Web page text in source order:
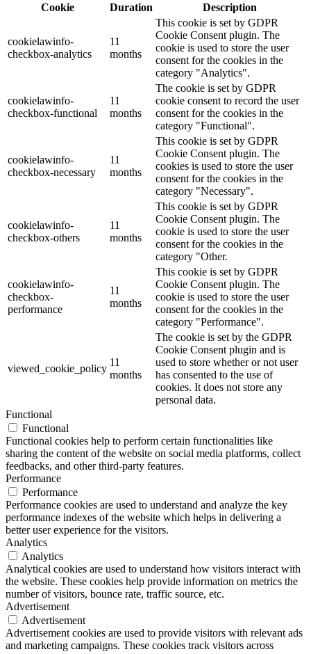
Cookie
Duration Description
cookielawinfo-
checkbox-analytics
11
months
This cookie is set by GDPR
Cookie Consent plugin. The
cookie is used to store the user
consent for the cookies in the
category "Analytics".
cookielawinfo-
checkbox-functional
11
months
The cookie is set by GDPR
cookie consent to record the user
consent for the cookies in the
category "Functional".
cookielawinfo-
checkbox-necessary
11
months
This cookie is set by GDPR
Cookie Consent plugin. The
cookies is used to store the user
consent for the cookies in the
category "Necessary".
cookielawinfo-
checkbox-others
11
months
This cookie is set by GDPR
Cookie Consent plugin. The
cookie is used to store the user
consent for the cookies in the
category "Other.
cookielawinfo-
checkbox-
performance
11
months
This cookie is set by GDPR
Cookie Consent plugin. The
cookie is used to store the user
consent for the cookies in the
category "Performance".
viewed_cookie_policy
11
months
The cookie is set by the GDPR
Cookie Consent plugin and is
used to store whether or not user
has consented to the use of
cookies. It does not store any
personal data.
Functional
Functional
Functional cookies help to perform certain functionalities like
sharing the content of the website on social media platforms, collect
feedbacks, and other third-party features.
Performance
Performance
Performance cookies are used to understand and analyze the key
performance indexes of the website which helps in delivering a
better user experience for the visitors.
Analytics
Analytics
Analytical cookies are used to understand how visitors interact with
the website. These cookies help provide information on metrics the
number of visitors, bounce rate, traffic source, etc.
Advertisement
Advertisement
Advertisement cookies are used to provide visitors with relevant ads
and marketing campaigns. These cookies track visitors across